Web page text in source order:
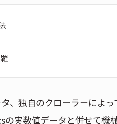
、独自のクローラーによっ
実数値データと併せて機